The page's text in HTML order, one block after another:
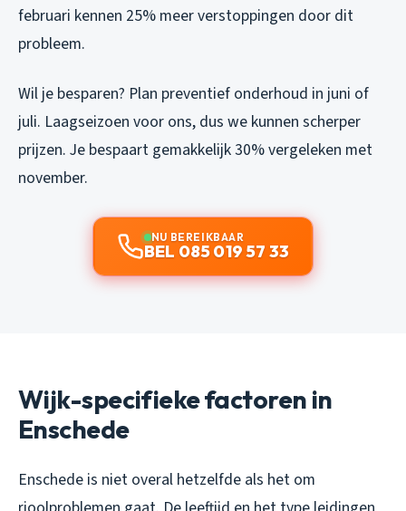
februari kennen 25% meer verstoppingen door dit
probleem.
Wil je besparen? Plan preventief onderhoud in juni of
juli. Laagseizoen voor ons, dus we kunnen scherper
prijzen. Je bespaart gemakkelijk 30% vergeleken met
november.
NU BEREIKBAAR
BEL 085 019 57 33
Wijk-specifieke factoren in
Enschede
Enschede is niet overal hetzelfde als het om